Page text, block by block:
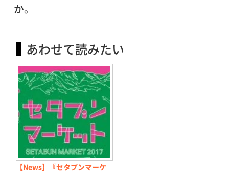
か。
あわせて読みたい
【News】『セタブンマーケ